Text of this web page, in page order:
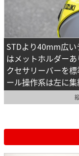
STDより40mm広
はメットホルダー
クセサリーバーを
ール操作系は左に集